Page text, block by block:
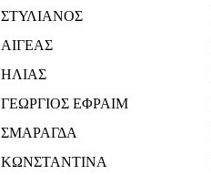
ΣΤΥΛΙΑΝΟΣ
ΑΙΓΕΑΣ
ΗΛΙΑΣ
ΓΕΩΡΓΙΟΣ ΕΦΡΑΙΜ
ΣΜΑΡΑΓΔΑ
ΚΩΝΣΤΑΝΤΙΝΑ